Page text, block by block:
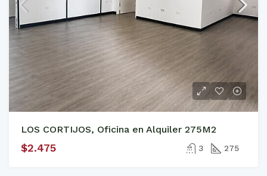
LOS CORTIJOS, Oficina en Alquiler 275M2
$2.475 3 275